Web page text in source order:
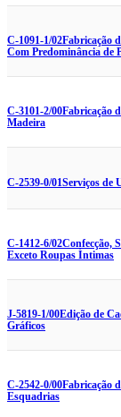
C-1091-1/02Fabricação
Com Predominância de
C-3101-2/00Fabricação
Madeira
C-2539-0/01Serviços de
C-1412-6/02Confecção,
Exceto Roupas Íntimas
J-5819-1/00Edição de
Gráficos
C-2542-0/00Fabricação
Esquadrias